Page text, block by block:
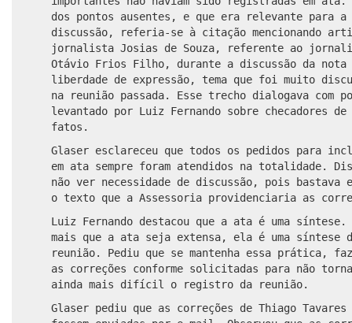
dos pontos ausentes, e que era relevante para a
discussão, referia-se à citação mencionando
jornalista Josias de Souza, referente ao
Otávio Frios Filho, durante a discussão da nota
liberdade de expressão, tema que foi muito
na reunião passada. Esse trecho dialogava com
levantado por Luiz Fernando sobre checadores de
fatos.
Glaser esclareceu que todos os pedidos para
em ata sempre foram atendidos na totalidade.
não ver necessidade de discussão, pois bastava
o texto que a Assessoria providenciaria as
Luiz Fernando destacou que a ata é uma síntese.
mais que a ata seja extensa, ela é uma síntese
reunião. Pediu que se mantenha essa prática,
as correções conforme solicitadas para não
ainda mais difícil o registro da reunião.
Glaser pediu que as correções de Thiago Tavares